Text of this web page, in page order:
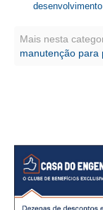
desenvolvimento
Mais nesta
manutenção para